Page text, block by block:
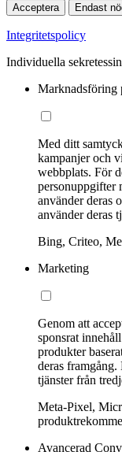
Acceptera Endast
Integritetspolicy
Individuella
Marknadsföring
Med ditt
kampanjer och
webbplats. För
personuppgifter
använder deras
använder deras
Bing, Criteo,
Marketing
Genom att
sponsrat
produkter
deras
tjänster från
Meta-Pixel,
Avancerad